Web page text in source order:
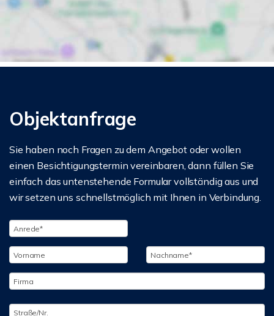
Objektanfrage
Sie haben noch Fragen zu dem Angebot oder wollen
einen Besichtigungstermin vereinbaren, dann füllen Sie
einfach das untenstehende Formular vollständig aus und
wir setzen uns schnellstmöglich mit Ihnen in Verbindung.